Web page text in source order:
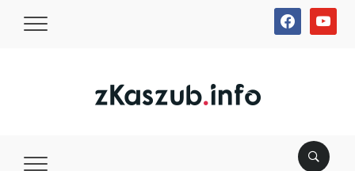
facebookyoutube